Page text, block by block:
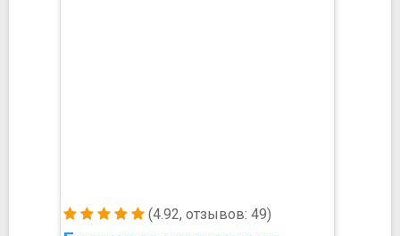
(4.92, отзывов: 49)